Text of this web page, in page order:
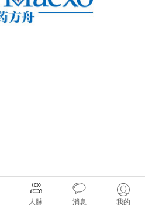
人脉 消息 我的